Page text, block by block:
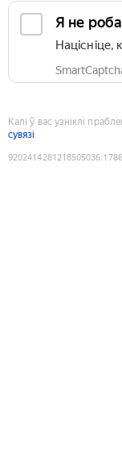
Я не
Націсніце,
Калі ў вас узніклі
сувязі
9202414281218505036: